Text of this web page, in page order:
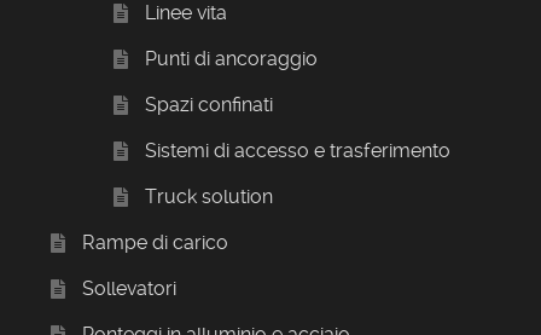
Linee vita
Punti di ancoraggio
Spazi confinati
Sistemi di accesso e trasferimento
Truck solution
Rampe di carico
Sollevatori